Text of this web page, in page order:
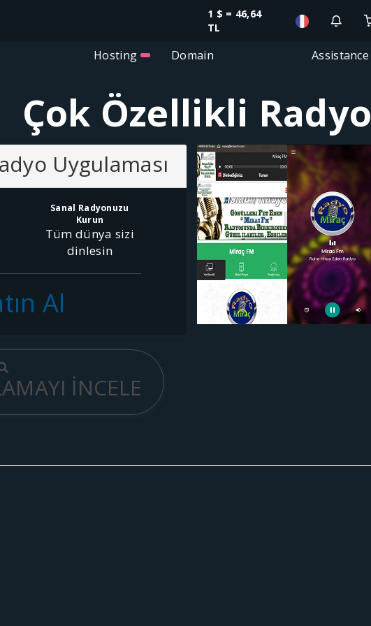
1 $ = 46,64
TL
Hosting Domain Assistance
Çok Özellikli Radyo
Uygulaması
Sanal Radyonuzu
Kurun
Tüm dünya sizi
dinlesin
Al
İNCELE